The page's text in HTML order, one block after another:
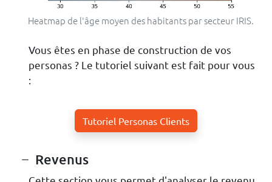
Heatmap de l'âge moyen des habitants par secteur IRIS.
Vous êtes en phase de construction de vos
personas ? Le tutoriel suivant est fait pour vous
:
Tutoriel Personas Clients
Revenus